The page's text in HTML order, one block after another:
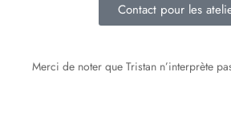
Contact pour les
Merci de noter que Tristan n’interprète